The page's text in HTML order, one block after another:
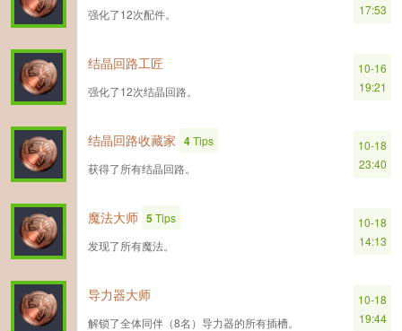
强化了12次配件。 17:53
结晶回路工匠
强化了12次结晶回路。
10-16
19:21
结晶回路收藏家 4Tips
获得了所有结晶回路。
10-18
23:40
魔法大师 5Tips
发现了所有魔法。
10-18
14:13
导力器大师
解锁了全体同伴（8名）导力器的所有插槽。
10-18
19:44